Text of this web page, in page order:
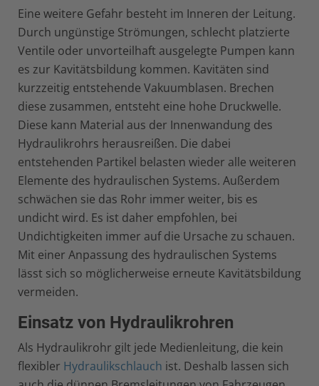
Eine weitere Gefahr besteht im Inneren der Leitung.
Durch ungünstige Strömungen, schlecht platzierte
Ventile oder unvorteilhaft ausgelegte Pumpen kann
es zur Kavitätsbildung kommen. Kavitäten sind
kurzzeitig entstehende Vakuumblasen. Brechen
diese zusammen, entsteht eine hohe Druckwelle.
Diese kann Material aus der Innenwandung des
Hydraulikrohrs herausreißen. Die dabei
entstehenden Partikel belasten wieder alle weiteren
Elemente des hydraulischen Systems. Außerdem
schwächen sie das Rohr immer weiter, bis es
undicht wird. Es ist daher empfohlen, bei
Undichtigkeiten immer auf die Ursache zu schauen.
Mit einer Anpassung des hydraulischen Systems
lässt sich so möglicherweise erneute Kavitätsbildung
vermeiden.
Einsatz von Hydraulikrohren
Als Hydraulikrohr gilt jede Medienleitung, die kein
flexibler Hydraulikschlauch ist. Deshalb lassen sich